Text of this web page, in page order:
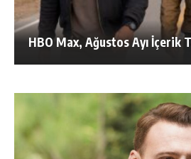
HBO Max, Ağustos Ayı İçerik